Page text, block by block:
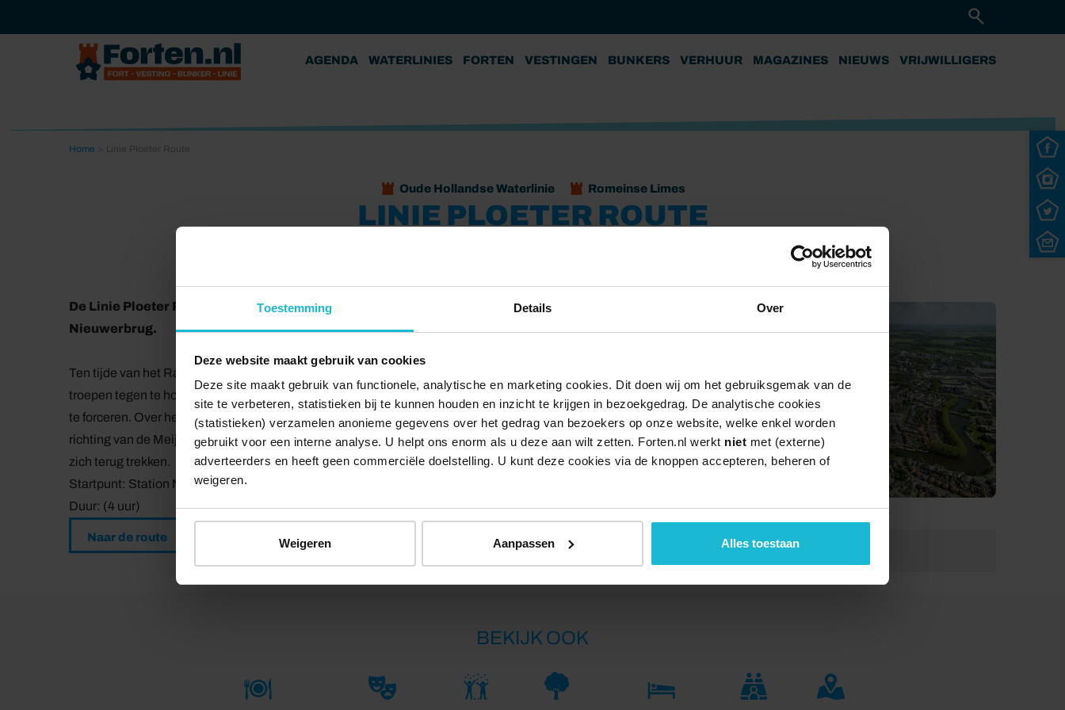
Toestemming Details Over
Deze website maakt gebruik van cookies
Deze site maakt gebruik van functionele, analytische en marketing cookies. Dit doen wij om het gebruiksgemak van de
site te verbeteren, statistieken bij te kunnen houden en inzicht te krijgen in bezoekgedrag. De analytische cookies
(statistieken) verzamelen anonieme gegevens over het gedrag van bezoekers op onze website, welke enkel worden
gebruikt voor een interne analyse. U helpt ons enorm als u deze aan wilt zetten. Forten.nl werkt niet met (externe)
adverteerders en heeft geen commerciële doelstelling. U kunt deze cookies via de knoppen accepteren, beheren of
weigeren.
Weigeren Aanpassen Alles toestaan
AGENDA WATERLINIES FORTEN VESTINGEN BUNKERS VERHUUR MAGAZINES NIEUWS VRIJWILLIGERS
Home
Oude Hollandse Waterlinie Romeinse Limes
LINIE PLOETER ROUTE
De Linie Ploeter Route is een mooie en lange route door het Woerdense Verlaat, Bodegraven en
Nieuwerbrug.
Ten tijde van het Rampjaar 1672 stonden de polders rondom Zegveld en de Meije onder water om de Franse
troepen tegen te houden. Maar toen het water bevroor wisten de fransen vanuit Woerden toch een doorbraak
te forceren. Over het bevroren inundatiewater trok een leger van 8000 man onder generaal Luxembourg in de
richting van de Meijekade, dat een stuk boven het maaiveld uitstak. Maar door de invallende dooi moesten ze
zich terug trekken.
Startpunt: Station NS Bodegraven
Duur: (4 uur)
Naar de route Delen:
BEKIJK OOK